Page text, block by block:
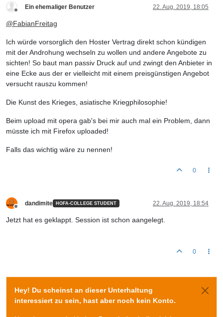
Ein ehemaliger Benutzer 22. Aug. 2019, 18:05
@FabianFreitag
Ich würde vorsorglich den Hoster Vertrag direkt schon kündigen
mit der Androhung wechseln zu wollen und andere Angebote zu
sichten! So baut man passiv Druck auf und zwingt den Anbieter in
eine Ecke aus der er vielleicht mit einem preisgünstigen Angebot
versucht rauszu kommen!
Die Kunst des Krieges, asiatische Kriegphilosophie!
Beim upload mit opera gab's bei mir auch mal ein Problem, dann
müsste ich mit Firefox uploaded!
Falls das wichtig wäre zu nennen!
0
dandimite HOFA-COLLEGE STUDENT 22. Aug. 2019, 18:54
Jetzt hat es geklappt. Session ist schon aangelegt.
0
Hey! Du scheinst an dieser Unterhaltung
interessiert zu sein, hast aber noch kein Konto.